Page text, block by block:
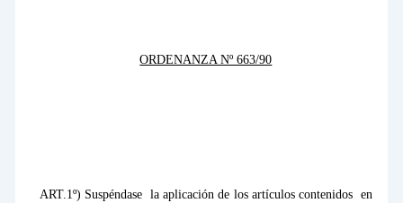
ORDENANZA Nº 663/90
ART.1º) Suspéndase la aplicación de los artículos contenidos en